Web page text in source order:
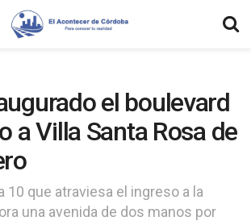
el boulevard
a Villa Santa Rosa de
10 que atraviesa el ingreso a la
una avenida de dos manos por